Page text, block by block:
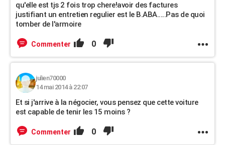
qu'elle est tjs 2 fois trop chere!avoir des factures
justifiant un entretien regulier est le B.ABA.....Pas de quoi
tomber de l'armoire
Commenter 0
julien70000
14 mai 2014 à 22:07
Et si j'arrive à la négocier, vous pensez que cette voiture
est capable de tenir les 15 moins ?
Commenter 0